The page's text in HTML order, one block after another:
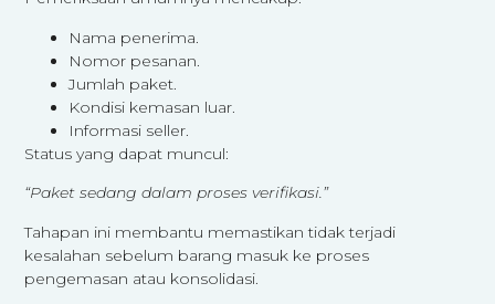
Nama penerima.
Nomor pesanan.
Jumlah paket.
Kondisi kemasan luar.
Informasi seller.
Status yang dapat muncul:
“Paket sedang dalam proses verifikasi.”
Tahapan ini membantu memastikan tidak terjadi
kesalahan sebelum barang masuk ke proses
pengemasan atau konsolidasi.